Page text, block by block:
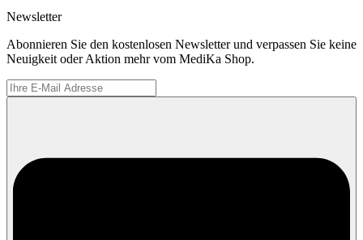
Newsletter
Abonnieren Sie den kostenlosen Newsletter und verpassen Sie keine
Neuigkeit oder Aktion mehr vom MediKa Shop.